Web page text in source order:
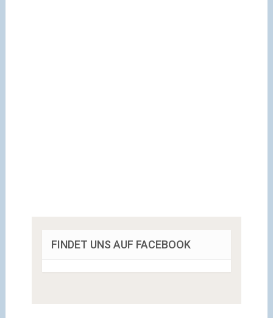
FINDET UNS AUF FACEBOOK